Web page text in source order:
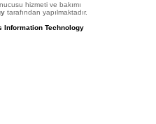
hizmeti ve bakımı
tarafından yapılmaktadır.
Information Technology